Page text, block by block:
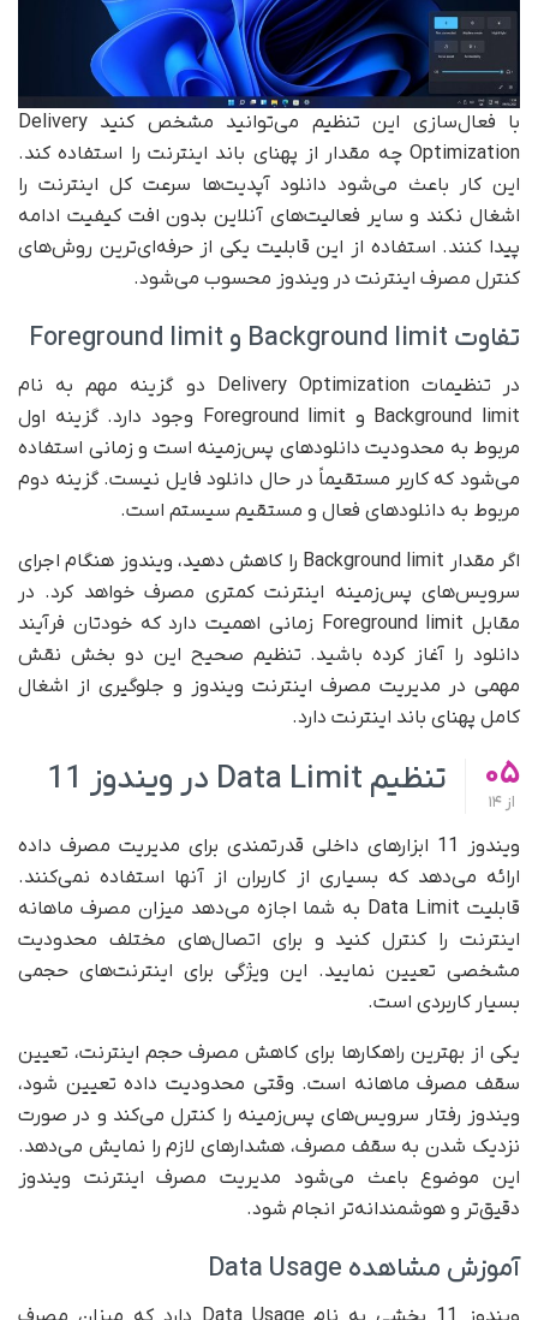
با فعال‌سازی این تنظیم می‌توانید مشخص کنید Delivery
Optimization چه مقدار از پهنای باند اینترنت را استفاده کند.
این کار باعث می‌شود دانلود آپدیت‌ها سرعت کل اینترنت را
اشغال نکند و سایر فعالیت‌های آنلاین بدون افت کیفیت ادامه
پیدا کنند. استفاده از این قابلیت یکی از حرفه‌ای‌ترین روش‌های
کنترل مصرف اینترنت در ویندوز محسوب می‌شود.
تفاوت Background limit و Foreground limit
در تنظیمات Delivery Optimization دو گزینه مهم به نام
Background limit و Foreground limit وجود دارد. گزینه اول
مربوط به محدودیت دانلودهای پس‌زمینه است و زمانی استفاده
می‌شود که کاربر مستقیماً در حال دانلود فایل نیست. گزینه دوم
مربوط به دانلودهای فعال و مستقیم سیستم است.
اگر مقدار Background limit را کاهش دهید، ویندوز هنگام اجرای
سرویس‌های پس‌زمینه اینترنت کمتری مصرف خواهد کرد. در
مقابل Foreground limit زمانی اهمیت دارد که خودتان فرآیند
دانلود را آغاز کرده باشید. تنظیم صحیح این دو بخش نقش
مهمی در مدیریت مصرف اینترنت ویندوز و جلوگیری از اشغال
کامل پهنای باند اینترنت دارد.
05
از
تنظیم Data Limit در ویندوز 11
ویندوز 11 ابزارهای داخلی قدرتمندی برای مدیریت مصرف داده
ارائه می‌دهد که بسیاری از کاربران از آنها استفاده نمی‌کنند.
قابلیت Data Limit به شما اجازه می‌دهد میزان مصرف ماهانه
اینترنت را کنترل کنید و برای اتصال‌های مختلف محدودیت
مشخصی تعیین نمایید. این ویژگی برای اینترنت‌های حجمی
بسیار کاربردی است.
یکی از بهترین راهکارها برای کاهش مصرف حجم اینترنت، تعیین
سقف مصرف ماهانه است. وقتی محدودیت داده تعیین شود،
ویندوز رفتار سرویس‌های پس‌زمینه را کنترل می‌کند و در صورت
نزدیک شدن به سقف مصرف، هشدارهای لازم را نمایش می‌دهد.
این موضوع باعث می‌شود مدیریت مصرف اینترنت ویندوز
دقیق‌تر و هوشمندانه‌تر انجام شود.
آموزش مشاهده Data Usage